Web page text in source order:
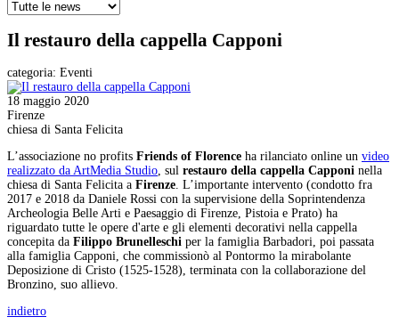
Il restauro della cappella Capponi
categoria: Eventi
18 maggio 2020
Firenze
chiesa di Santa Felicita
L’associazione no profits Friends of Florence ha rilanciato online un video
realizzato da ArtMedia Studio, sul restauro della cappella Capponi nella
chiesa di Santa Felicita a Firenze. L’importante intervento (condotto fra
2017 e 2018 da Daniele Rossi con la supervisione della Soprintendenza
Archeologia Belle Arti e Paesaggio di Firenze, Pistoia e Prato) ha
riguardato tutte le opere d'arte e gli elementi decorativi nella cappella
concepita da Filippo Brunelleschi per la famiglia Barbadori, poi passata
alla famiglia Capponi, che commissionò al Pontormo la mirabolante
Deposizione di Cristo (1525-1528), terminata con la collaborazione del
Bronzino, suo allievo.
indietro